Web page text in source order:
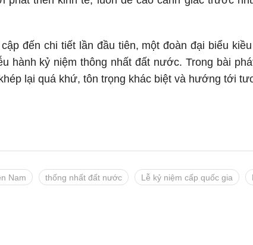
đến chi tiết lần đầu tiên, một đoàn đại biểu
hành kỷ niệm thông nhất đất nước. Trong bài
lại quá khứ, tôn trọng khác biệt và hướng tới
Nam thống nhất đất nước Lễ kỷ niệm cấp quốc gia